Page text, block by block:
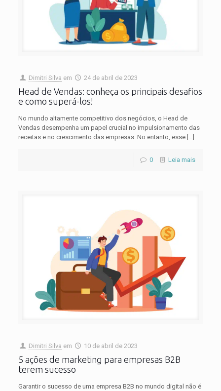
Dimitri Silva em 24 de abril de 2023
Head de Vendas: conheça os principais desafios
e como superá-los!
No mundo altamente competitivo dos negócios, o Head de
Vendas desempenha um papel crucial no impulsionamento das
receitas e no crescimento das empresas. No entanto, esse[…]
0 Leia mais
Dimitri Silva em 10 de abril de 2023
5 ações de marketing para empresas B2B
terem sucesso
Garantir o sucesso de uma empresa B2B no mundo digital não é